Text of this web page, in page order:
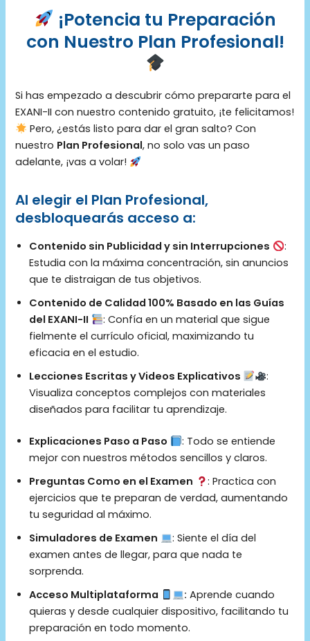
¡Potencia tu Preparación
con Nuestro Plan Profesional!
Si has empezado a descubrir cómo prepararte para el
EXANI-II con nuestro contenido gratuito, ¡te felicitamos!
Pero, ¿estás listo para dar el gran salto? Con
nuestro Plan Profesional, no solo vas un paso
adelante, ¡vas a volar!
Al elegir el Plan Profesional,
desbloquearás acceso a:
Contenido sin Publicidad y sin Interrupciones
:
Estudia con la máxima concentración, sin anuncios
que te distraigan de tus objetivos.
Contenido de Calidad 100% Basado en las Guías
del EXANI-II
: Confía en un material que sigue
fielmente el currículo oficial, maximizando tu
eficacia en el estudio.
Lecciones Escritas y Videos Explicativos
:
Visualiza conceptos complejos con materiales
diseñados para facilitar tu aprendizaje.
Explicaciones Paso a Paso
: Todo se entiende
mejor con nuestros métodos sencillos y claros.
Preguntas Como en el Examen
: Practica con
ejercicios que te preparan de verdad, aumentando
tu seguridad al máximo.
Simuladores de Examen
: Siente el día del
examen antes de llegar, para que nada te
sorprenda.
Acceso Multiplataforma
: Aprende cuando
quieras y desde cualquier dispositivo, facilitando tu
preparación en todo momento.